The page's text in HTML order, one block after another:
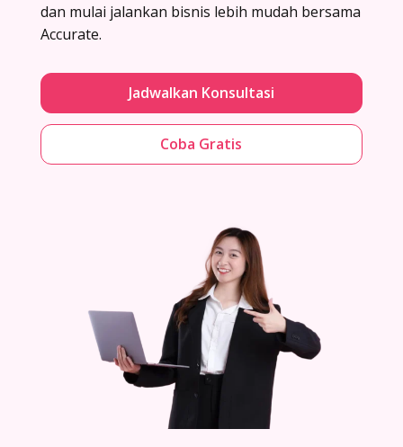
dan mulai jalankan bisnis lebih mudah bersama
Accurate.
Jadwalkan Konsultasi
Coba Gratis